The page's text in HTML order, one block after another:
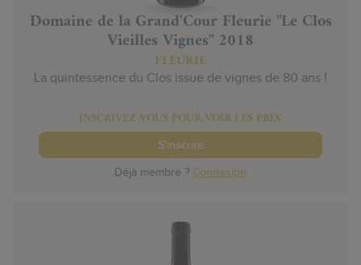
Domaine de la Grand'Cour Fleurie "Le Clos
Vieilles Vignes" 2018
FLEURIE
La quintessence du Clos issue de vignes de 80 ans !
INSCRIVEZ-VOUS POUR VOIR LES PRIX
S'inscrire
Déjà membre ? Connexion